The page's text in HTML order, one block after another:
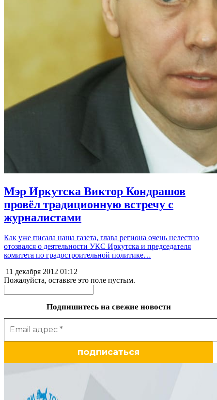
Мэр Иркутска Виктор Кондрашов
провёл традиционную встречу с
журналистами
Как уже писала наша газета, глава региона очень нелестно
отозвался о деятельности УКС Иркутска и председателя
комитета по градостроительной политике…
11 декабря 2012 01:12
Пожалуйста, оставьте это поле пустым.
Подпишитесь на свежие новости